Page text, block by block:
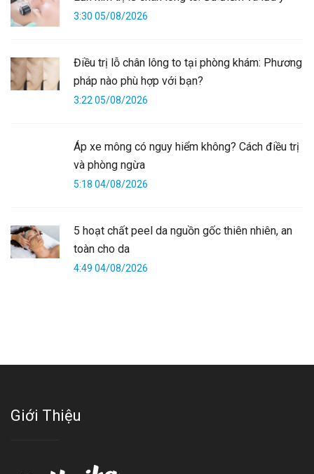
3:30 05/08/2026
Điều trị lỗ chân lông to tại phòng khám: Phương
pháp nào phù hợp với bạn?
3:22 05/08/2026
Áp xe mông có nguy hiểm không? Cách điều trị
và phòng ngừa
5:18 04/08/2026
5 hoạt chất peel da nguồn gốc thiên nhiên, an
toàn cho da
4:49 04/08/2026
Giới Thiệu